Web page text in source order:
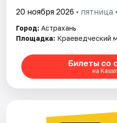
20 ноября 2026 • пятница
Город: Астрахань
Площадка: Краеведческий
Билеты со
на